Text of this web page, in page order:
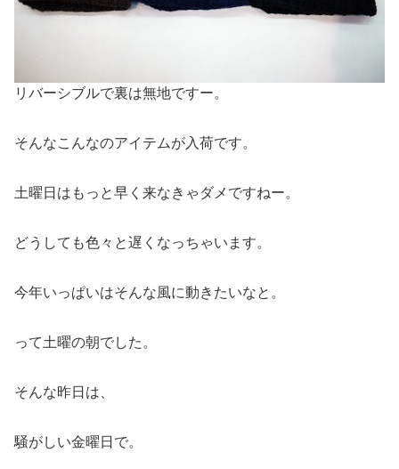
リバーシブルで裏は無地ですー。
そんなこんなのアイテムが入荷です。
土曜日はもっと早く来なきゃダメですねー。
どうしても色々と遅くなっちゃいます。
今年いっぱいはそんな風に動きたいなと。
って土曜の朝でした。
そんな昨日は、
騒がしい金曜日で。